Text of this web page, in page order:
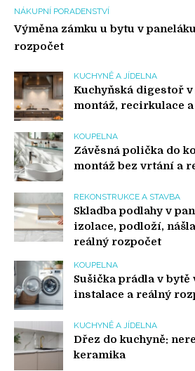
NÁKUPNÍ PORADENSTVÍ
Výměna zámku u bytu v
rozpočet
KUCHYNĚ A JÍDELNA
Kuchyňská digestoř
montáž, recirkulace
KOUPELNA
Závěsná polička do
montáž bez vrtání a
REKONSTRUKCE A STAVBA
Skladba podlahy v
izolace, podloží,
reálný rozpočet
KOUPELNA
Sušička prádla v bytě
instalace a reálný
KUCHYNĚ A JÍDELNA
Dřez do kuchyně:
keramika